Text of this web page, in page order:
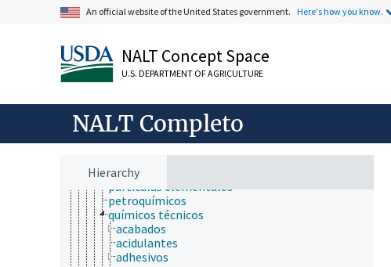
An official website of the United States government. Here's how you know.
NALT Concept Space
U.S. DEPARTMENT OF AGRICULTURE
NALT Completo
Hierarchy
investigación médica translacional
métodos de reemplazo
modelos animales
propiedades y fenómenos biológicos
protocolos
puntos finales humanitarios
sustancias químicas
agroquímicos
compuestos bioquímicos
compuestos químicos
elementos químicos
partículas elementales
petroquímicos
químicos técnicos
acabados
acidulantes
adhesivos